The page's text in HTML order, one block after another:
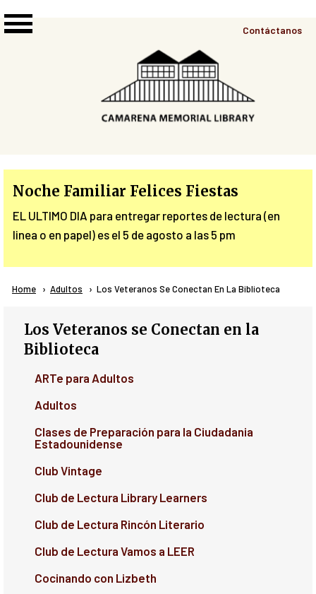
Top
Menu
Contáctanos
Noche Familiar Felices Fiestas
EL ULTIMO DIA para entregar reportes de lectura (en
linea o en papel) es el 5 de agosto a las 5 pm
Breadcrumb
Home Adultos Current:
Los Veteranos Se Conectan En La Biblioteca
Los Veteranos se Conectan en la
Biblioteca
ARTe para Adultos
Adultos
Clases de Preparación para la Ciudadania
Estadounidense
Club Vintage
Club de Lectura Library Learners
Club de Lectura Rincón Literario
Club de Lectura Vamos a LEER
Cocinando con Lizbeth